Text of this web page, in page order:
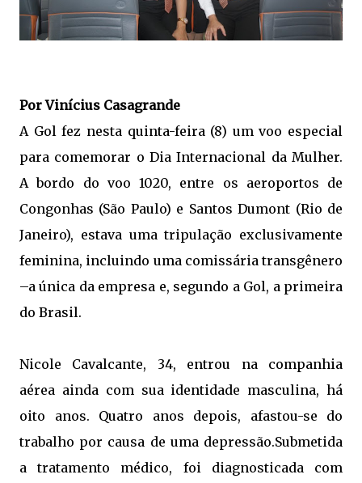
Por Vinícius Casagrande
A Gol fez nesta quinta-feira (8) um voo especial
para comemorar o Dia Internacional da Mulher.
A bordo do voo 1020, entre os aeroportos de
Congonhas (São Paulo) e Santos Dumont (Rio de
Janeiro), estava uma tripulação exclusivamente
feminina, incluindo uma comissária transgênero
–a única da empresa e, segundo a Gol, a primeira
do Brasil.
Nicole Cavalcante, 34, entrou na companhia
aérea ainda com sua identidade masculina, há
oito anos. Quatro anos depois, afastou-se do
trabalho por causa de uma depressão.Submetida
a tratamento médico, foi diagnosticada com